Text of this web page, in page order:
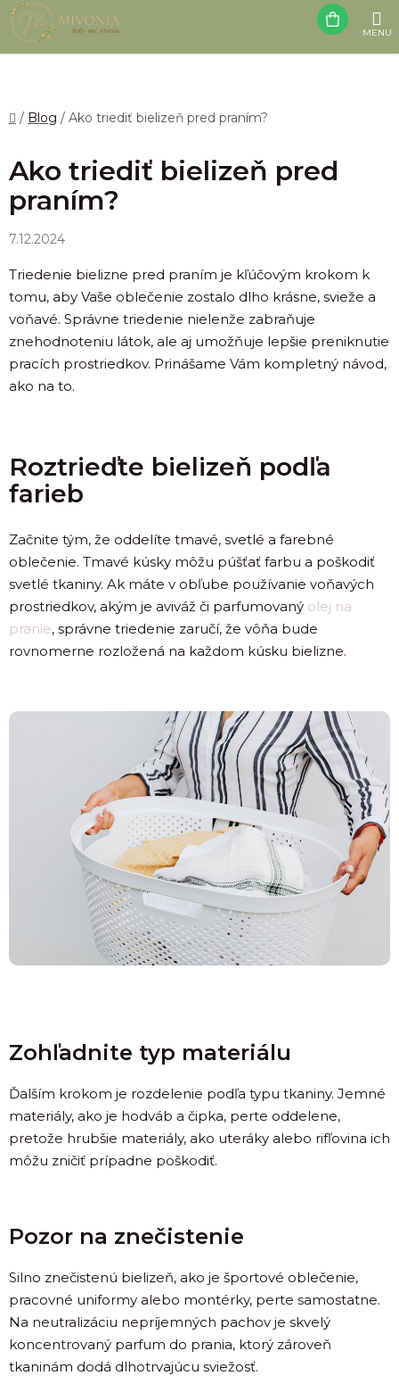
Prejsť
na
obsah
Domov
/ Blog / Ako triediť bielizeň pred praním?
Ako triediť bielizeň pred
praním?
7.12.2024
Triedenie bielizne pred praním je kľúčovým krokom k
tomu, aby Vaše oblečenie zostalo dlho krásne, svieže a
voňavé. Správne triedenie nielenže zabraňuje
znehodnoteniu látok, ale aj umožňuje lepšie preniknutie
pracích prostriedkov. Prinášame Vám kompletný návod,
ako na to.
Roztrieďte bielizeň podľa
farieb
Začnite tým, že oddelíte tmavé, svetlé a farebné
oblečenie. Tmavé kúsky môžu púšťať farbu a poškodiť
svetlé tkaniny. Ak máte v obľube používanie voňavých
prostriedkov, akým je aviváž či parfumovaný olej na
pranie, správne triedenie zaručí, že vôňa bude
rovnomerne rozložená na každom kúsku bielizne.
Zohľadnite typ materiálu
Ďalším krokom je rozdelenie podľa typu tkaniny. Jemné
materiály, ako je hodváb a čipka, perte oddelene,
pretože hrubšie materiály, ako uteráky alebo rifľovina ich
môžu zničiť prípadne poškodiť.
Pozor na znečistenie
Silno znečistenú bielizeň, ako je športové oblečenie,
pracovné uniformy alebo montérky, perte samostatne.
Na neutralizáciu nepríjemných pachov je skvelý
koncentrovaný parfum do prania, ktorý zároveň
tkaninám dodá dlhotrvajúcu sviežosť.